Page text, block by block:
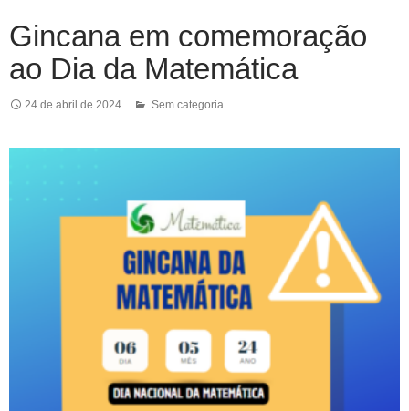
Gincana em comemoração
ao Dia da Matemática
24 de abril de 2024 Sem categoria